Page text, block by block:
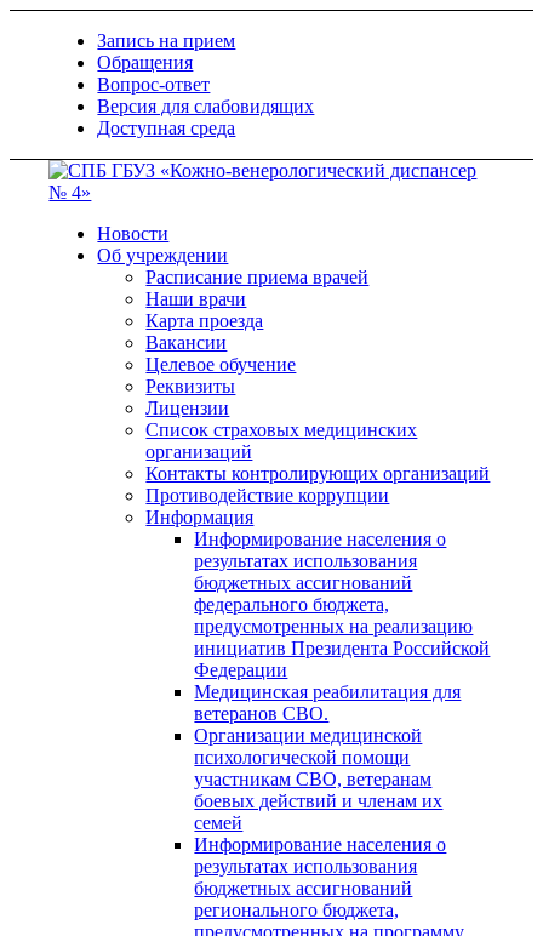
Запись на прием
Обращения
Вопрос-ответ
Версия для слабовидящих
Доступная среда
Новости
Об учреждении
Расписание приема врачей
Наши врачи
Карта проезда
Вакансии
Целевое обучение
Реквизиты
Лицензии
Список страховых медицинских
организаций
Контакты контролирующих организаций
Противодействие коррупции
Информация
Информирование населения о
результатах использования
бюджетных ассигнований
федерального бюджета,
предусмотренных на реализацию
инициатив Президента Российской
Федерации
Медицинская реабилитация для
ветеранов СВО.
Организации медицинской
психологической помощи
участникам СВО, ветеранам
боевых действий и членам их
семей
Информирование населения о
результатах использования
бюджетных ассигнований
регионального бюджета,
предусмотренных на программу